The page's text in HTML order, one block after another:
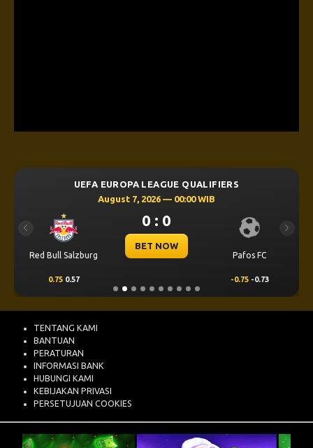
UEFA EUROPA LEAGUE QUALIFIERS
August 7, 2026 — 00:00 WIB
Red Bull Salzburg
0 : 0
BET NOW
Pafos FC
0.75 0.57 -0.75 -0.73
Previous Next
TENTANG KAMI
BANTUAN
PERATURAN
INFORMASI BANK
HUBUNGI KAMI
KEBIJAKAN PRIVASI
PERSETUJUAN COOKIES